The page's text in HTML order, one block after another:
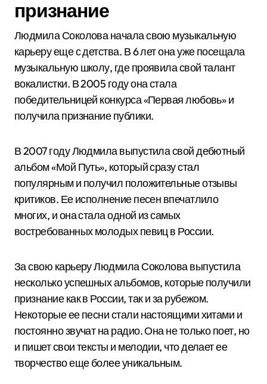
признание
Людмила Соколова начала свою музыкальную
карьеру еще с детства. В 6 лет она уже посещала
музыкальную школу, где проявила свой талант
вокалистки. В 2005 году она стала
победительницей конкурса «Первая любовь» и
получила признание публики.
В 2007 году Людмила выпустила свой дебютный
альбом «Мой Путь», который сразу стал
популярным и получил положительные отзывы
критиков. Ее исполнение песен впечатлило
многих, и она стала одной из самых
востребованных молодых певиц в России.
За свою карьеру Людмила Соколова выпустила
несколько успешных альбомов, которые получили
признание как в России, так и за рубежом.
Некоторые ее песни стали настоящими хитами и
постоянно звучат на радио. Она не только поет, но
и пишет свои тексты и мелодии, что делает ее
творчество еще более уникальным.